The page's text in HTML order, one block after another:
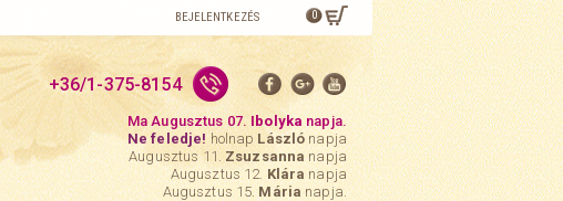
BEJELENTKEZÉS 0
+36/1-375-8154
Ma Augusztus 07.Ibolyka napja.
Ne feledje! holnap Lászlónapja
Augusztus 11. Zsuzsannanapja
Augusztus 12.Kláranapja
Augusztus 15.Mária napja.